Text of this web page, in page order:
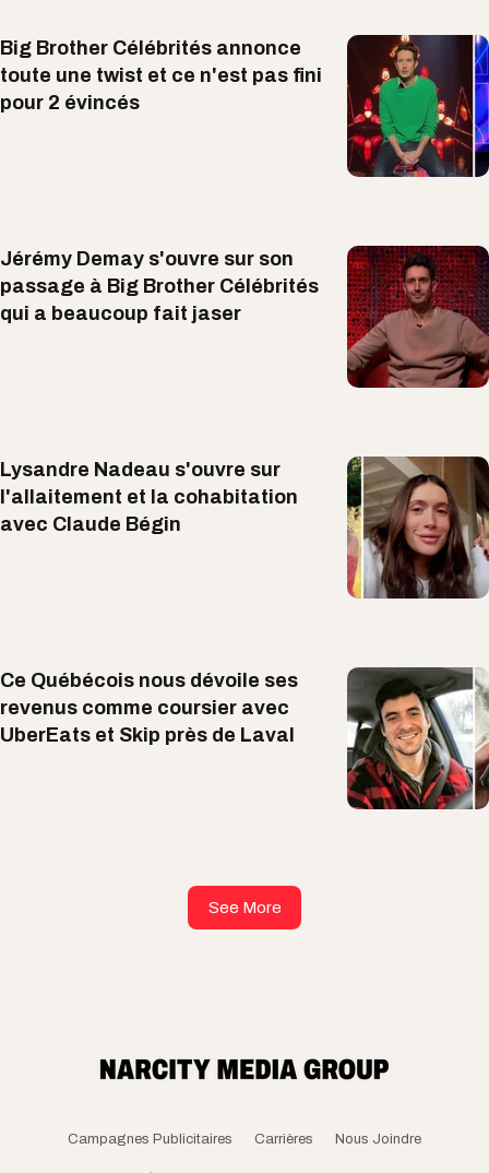
Big Brother Célébrités annonce
toute une twist et ce n'est pas fini
pour 2 évincés
Jérémy Demay s'ouvre sur son
passage à Big Brother Célébrités
qui a beaucoup fait jaser
Lysandre Nadeau s'ouvre sur
l'allaitement et la cohabitation
avec Claude Bégin
Ce Québécois nous dévoile ses
revenus comme coursier avec
UberEats et Skip près de Laval
See More
Campagnes Publicitaires Carrières Nous Joindre